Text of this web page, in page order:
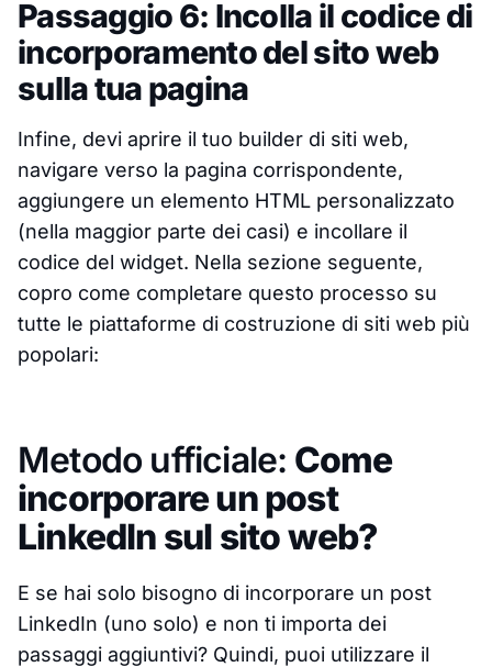
Passaggio 6: Incolla il codice di
incorporamento del sito web
sulla tua pagina
Infine, devi aprire il tuo builder di siti web,
navigare verso la pagina corrispondente,
aggiungere un elemento HTML personalizzato
(nella maggior parte dei casi) e incollare il
codice del widget. Nella sezione seguente,
copro come completare questo processo su
tutte le piattaforme di costruzione di siti web più
popolari:
Metodo ufficiale: Come
incorporare un post
LinkedIn sul sito web?
E se hai solo bisogno di incorporare un post
LinkedIn (uno solo) e non ti importa dei
passaggi aggiuntivi? Quindi, puoi utilizzare il